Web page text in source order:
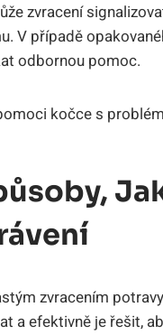
zvracení
V případě
odbornou pomoc.
zvracením
a efektivně je řešit,